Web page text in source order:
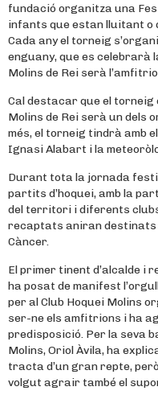
fundació organitza una
infants que estan lluitant o
Cada any el torneig
enguany, que es celebrarà
Molins de Rei serà
Cal destacar que el torneig
Molins de Rei serà un dels
més, el torneig tindrà amb
Ignasi Alabart i la
Durant tota la jornada
partits d’hoquei, amb la
del territori i diferents
recaptats aniran destinats
Càncer.
El primer tinent d’alcalde i
ha posat de manifest
per al Club Hoquei Molins
ser-ne els amfitrions i ha
predisposició. Per la seva
Molins, Oriol Àvila, ha
tracta d’un gran repte,
volgut agrair també el